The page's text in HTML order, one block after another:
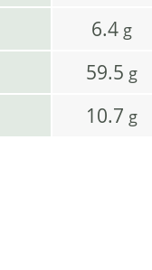
6.4 g
59.5 g
10.7 g